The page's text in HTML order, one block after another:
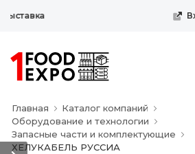
Главная
Каталог компаний
Оборудование и технологии
Запасные части и комплектующие
ХЕЛУКАБЕЛЬ РУССИА